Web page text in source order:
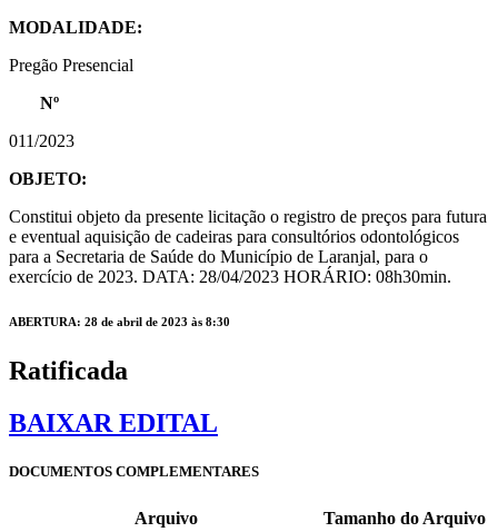
MODALIDADE:
Pregão Presencial
Nº
011/2023
OBJETO:
Constitui objeto da presente licitação o registro de preços para futura
e eventual aquisição de cadeiras para consultórios odontológicos
para a Secretaria de Saúde do Município de Laranjal, para o
exercício de 2023. DATA: 28/04/2023 HORÁRIO: 08h30min.
ABERTURA: 28 de abril de 2023 às 8:30
Ratificada
BAIXAR EDITAL
DOCUMENTOS COMPLEMENTARES
Arquivo
Tamanho do Arquivo